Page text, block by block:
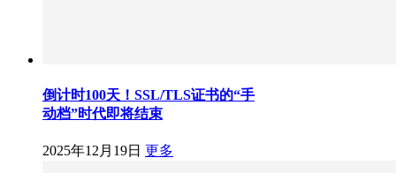
倒计时100天！SSL/TLS证书的“手
动档”时代即将结束
2025年12月19日 更多